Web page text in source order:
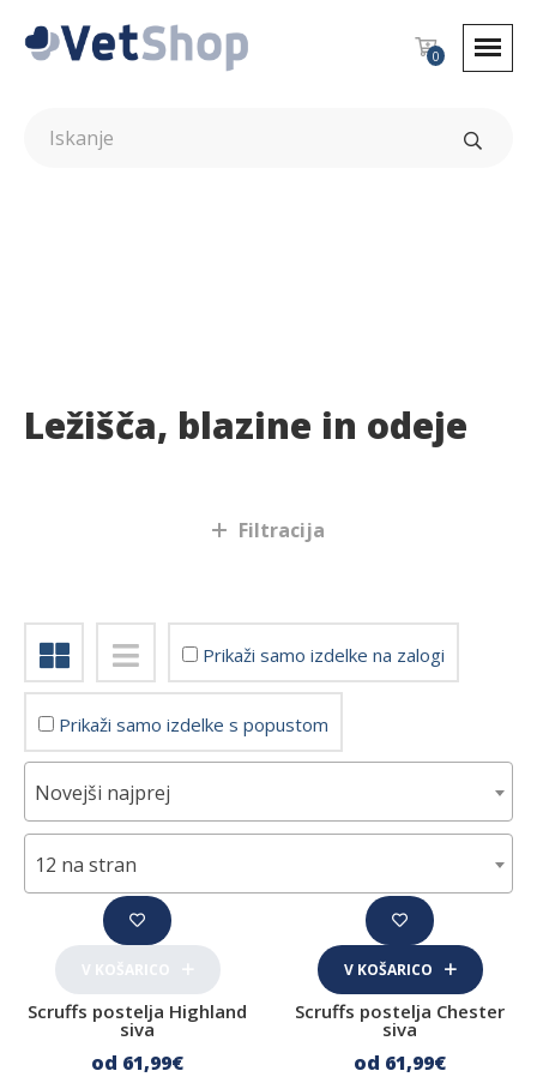
0
Ležišča, blazine in odeje
Companion
Cena
Hrana za pse
Suha hrana za pse
Mokra hrana za pse
Surova BARF hrana za pse
Veterinarske diete za pse
Priboljški, žvečljivke in sladoledi za pse
Naravni priboljški
Filtracija
Prikaži samo izdelke na zalogi
Prikaži samo izdelke s popustom
Novejši najprej
12 na stran
V KOŠARICO
Scruffs postelja Highland
siva
od 61,99€
V KOŠARICO
Scruffs postelja Chester
siva
od 61,99€